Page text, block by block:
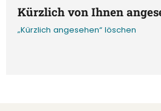
Kürzlich von Ihnen
„Kürzlich angesehen“ löschen